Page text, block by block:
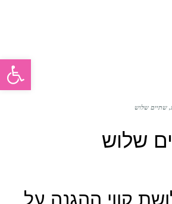
שתיים שלוש
שלוש
קווי ההגנה על
פתח